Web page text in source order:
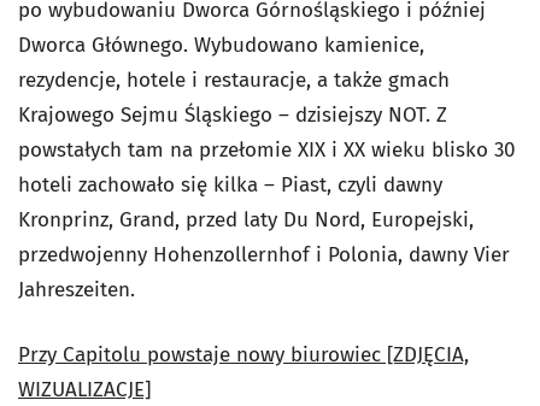
po wybudowaniu Dworca Górnośląskiego i później
Dworca Głównego. Wybudowano kamienice,
rezydencje, hotele i restauracje, a także gmach
Krajowego Sejmu Śląskiego – dzisiejszy NOT. Z
powstałych tam na przełomie XIX i XX wieku blisko 30
hoteli zachowało się kilka – Piast, czyli dawny
Kronprinz, Grand, przed laty Du Nord, Europejski,
przedwojenny Hohenzollernhof i Polonia, dawny Vier
Jahreszeiten.
Przy Capitolu powstaje nowy biurowiec [ZDJĘCIA,
WIZUALIZACJE]